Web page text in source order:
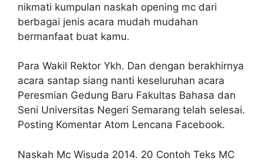
nikmati kumpulan naskah opening mc dari
berbagai jenis acara mudah mudahan
bermanfaat buat kamu.
Para Wakil Rektor Ykh. Dan dengan berakhirnya
acara santap siang nanti keseluruhan acara
Peresmian Gedung Baru Fakultas Bahasa dan
Seni Universitas Negeri Semarang telah selesai.
Posting Komentar Atom Lencana Facebook.
Naskah Mc Wisuda 2014. 20 Contoh Teks MC